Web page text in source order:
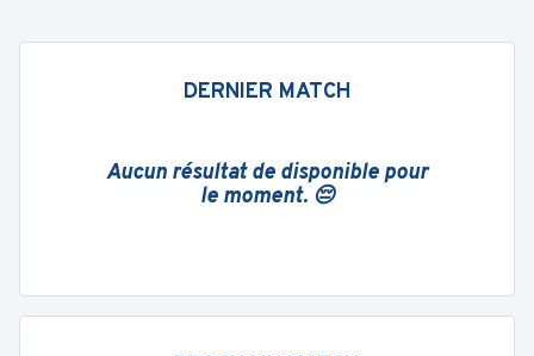
DERNIER MATCH
Aucun résultat de disponible pour
le moment. 😔